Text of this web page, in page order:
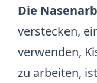
Die
verstecken,
verwenden,
zu arbeiten,